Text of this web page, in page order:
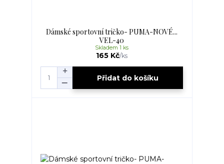
Dámské sportovní tričko- PUMA-NOVÉ...
VEL-40
165 Kč/ks
Skladem 1 ks
Přidat do košíku